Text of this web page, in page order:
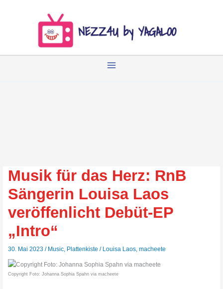
Musik für das Herz: RnB
Sängerin Louisa Laos
veröffenlicht Debüt-EP
„Intro“
30. Mai 2023/ Music Plattenkiste / Louisa Laos ,macheete
Copyright Foto: Johanna Sophia Spahn via macheete